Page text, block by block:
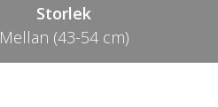
Storlek
Mellan (43-54 cm)